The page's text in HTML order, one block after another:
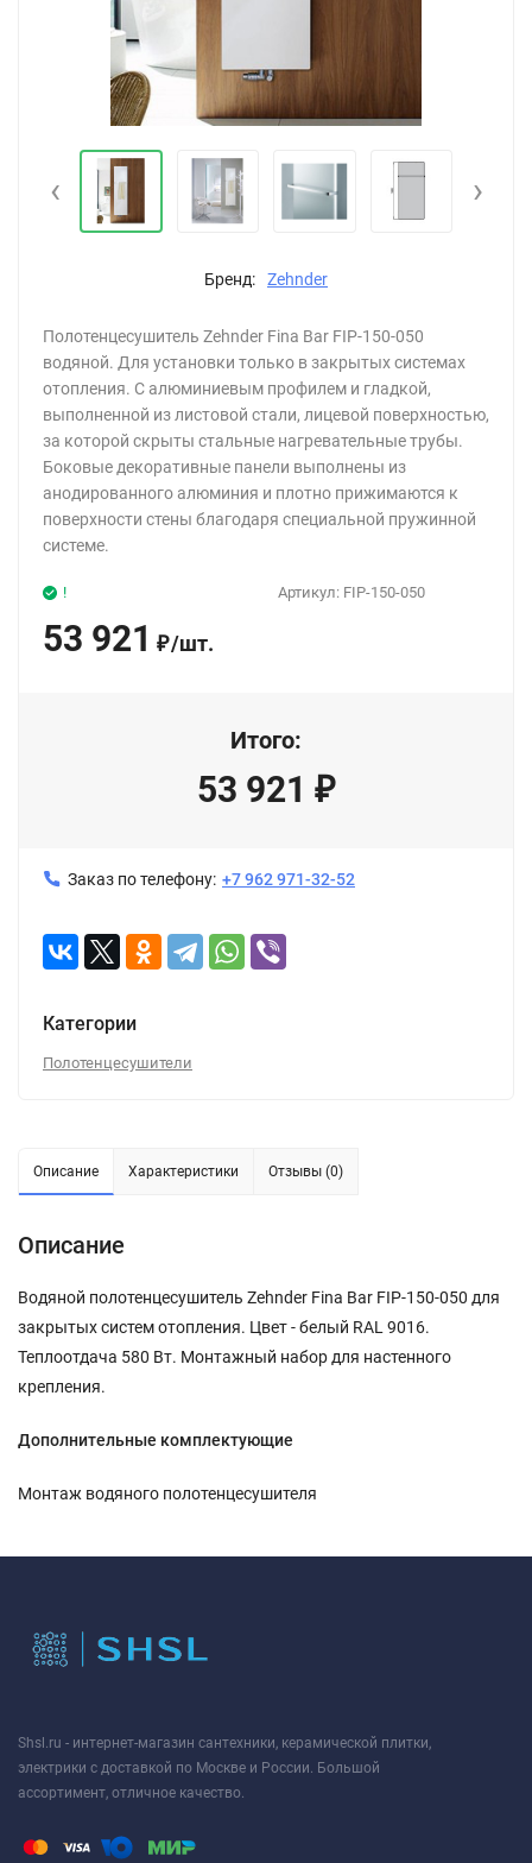
‹ ›
Бренд: Zehnder
Полотенцесушитель Zehnder Fina Bar FIP-150-050
водяной. Для установки только в закрытых системах
отопления. С алюминиевым профилем и гладкой,
выполненной из листовой стали, лицевой поверхностью,
за которой скрыты стальные нагревательные трубы.
Боковые декоративные панели выполнены из
анодированного алюминия и плотно прижимаются к
поверхности стены благодаря специальной пружинной
системе.
Артикул: FIP-150-050
!
53 921 ₽/шт.
Итого:
53 921 ₽
Заказ по телефону: +7 962 971-32-52
Категории
Полотенцесушители
Описание Характеристики Отзывы (0)
Описание
Водяной полотенцесушитель Zehnder Fina Bar FIP-150-050 для
закрытых систем отопления. Цвет - белый RAL 9016.
Теплоотдача 580 Вт. Монтажный набор для настенного
крепления.
Дополнительные комплектующие
Монтаж водяного полотенцесушителя
Shsl.ru - интернет-магазин сантехники, керамической плитки,
электрики с доставкой по Москве и России. Большой
ассортимент, отличное качество.